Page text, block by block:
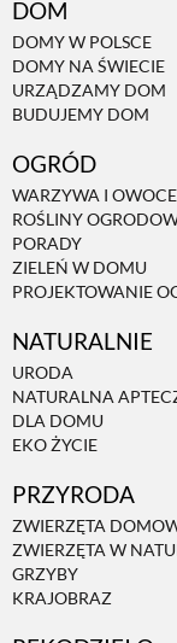
DOM
DOMY W POLSCE
DOMY NA ŚWIECIE
URZĄDZAMY DOM
BUDUJEMY DOM
OGRÓD
WARZYWA I OWOCE
ROŚLINY
PORADY
ZIELEŃ W DOMU
PROJEKTOWANIE
NATURALNIE
URODA
NATURALNA
DLA DOMU
EKO ŻYCIE
PRZYRODA
ZWIERZĘTA
ZWIERZĘTA W
GRZYBY
KRAJOBRAZ